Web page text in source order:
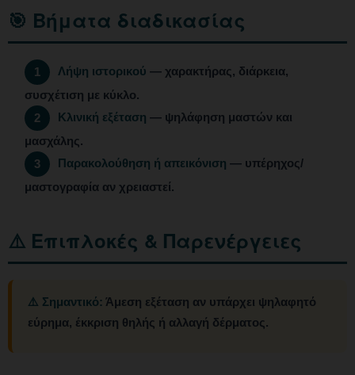
🎯 Βήματα διαδικασίας
1 Λήψη ιστορικού — χαρακτήρας, διάρκεια,
συσχέτιση με κύκλο.
2
Κλινική εξέταση — ψηλάφηση μαστών και
μασχάλης.
3
Παρακολούθηση ή απεικόνιση — υπέρηχος/
μαστογραφία αν χρειαστεί.
⚠️ Επιπλοκές & Παρενέργειες
⚠️ Σημαντικό: Άμεση εξέταση αν υπάρχει ψηλαφητό
εύρημα, έκκριση θηλής ή αλλαγή δέρματος.